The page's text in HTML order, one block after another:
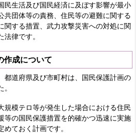
民生活及び国民経済に及ぼす影響が最小
共団体等の責務、住民等の避難に関する
関する措置、武力攻撃災害への対処に関
律です。
作成について
都道府県及び市町村は、国民保護計画の
規模テロ等が発生した場合における住民
等の国民保護措置を的確かつ迅速に実施
ておく計画です。